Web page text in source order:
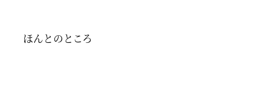
ほんとのところ